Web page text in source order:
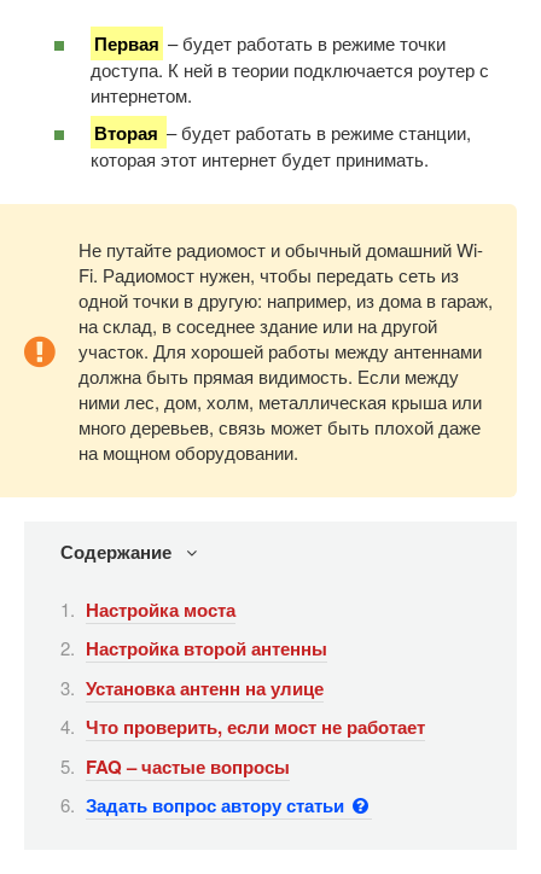
Первая – будет работать в режиме точки
доступа. К ней в теории подключается роутер с
интернетом.
Вторая – будет работать в режиме станции,
которая этот интернет будет принимать.
Не путайте радиомост и обычный домашний Wi-
Fi. Радиомост нужен, чтобы передать сеть из
одной точки в другую: например, из дома в гараж,
на склад, в соседнее здание или на другой
участок. Для хорошей работы между антеннами
должна быть прямая видимость. Если между
ними лес, дом, холм, металлическая крыша или
много деревьев, связь может быть плохой даже
на мощном оборудовании.
Содержание
Настройка моста
Настройка второй антенны
Установка антенн на улице
Что проверить, если мост не работает
FAQ – частые вопросы
Задать вопрос автору статьи